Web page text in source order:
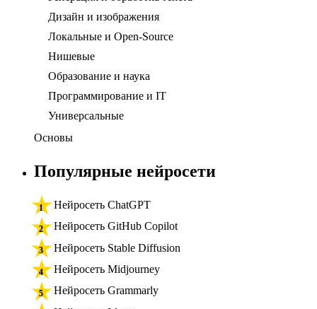
Дизайн и изображения
Локальные и Open-Source
Нишевые
Образование и наука
Программирование и IT
Универсальные
Основы
Популярные нейросети
Нейросеть ChatGPT
Нейросеть GitHub Copilot
Нейросеть Stable Diffusion
Нейросеть Midjourney
Нейросеть Grammarly